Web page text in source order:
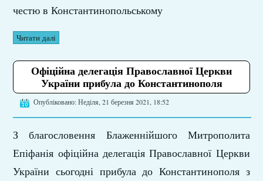
честю в Константинопольському
Читати далі
Офіційна делегація Православної Церкви
України прибула до Константинополя
Опубліковано: Неділя, 21 березня 2021, 18:52
З благословення Блаженнійшого Митрополита
Епіфанія офіційна делегація Православної Церкви
України сьогодні прибула до Константинополя з